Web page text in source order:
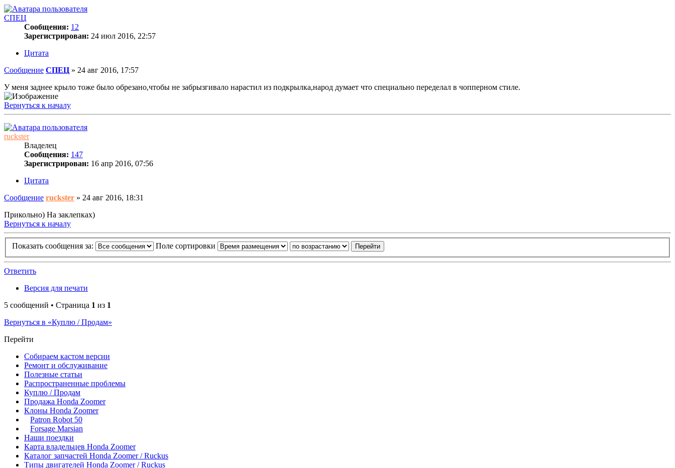
СПЕЦ
Сообщения: 12
Зарегистрирован: 24 июл 2016, 22:57
Цитата
Сообщение СПЕЦ » 24 авг 2016, 17:57
У меня заднее крыло тоже было обрезано,чтобы не забрызгивало нарастил из подкрылка,народ думает что специально переделал в чопперном стиле.
Вернуться к началу
ruckster
Владелец
Сообщения: 147
Зарегистрирован: 16 апр 2016, 07:56
Цитата
Сообщение ruckster » 24 авг 2016, 18:31
Прикольно) На заклепках)
Вернуться к началу
Показать сообщения за: Поле сортировки
Ответить
Версия для печати
5 сообщений • Страница 1 из 1
Вернуться в «Куплю / Продам»
Перейти
Собираем кастом версии
Ремонт и обслуживание
Полезные статьи
Распространенные проблемы
Куплю / Продам
Продажа Honda Zoomer
Клоны Honda Zoomer
Patron Robot 50
Forsage Marsian
Наши поездки
Карта владельцев Honda Zoomer
Каталог запчастей Honda Zoomer / Ruckus
Типы двигателей Honda Zoomer / Ruckus